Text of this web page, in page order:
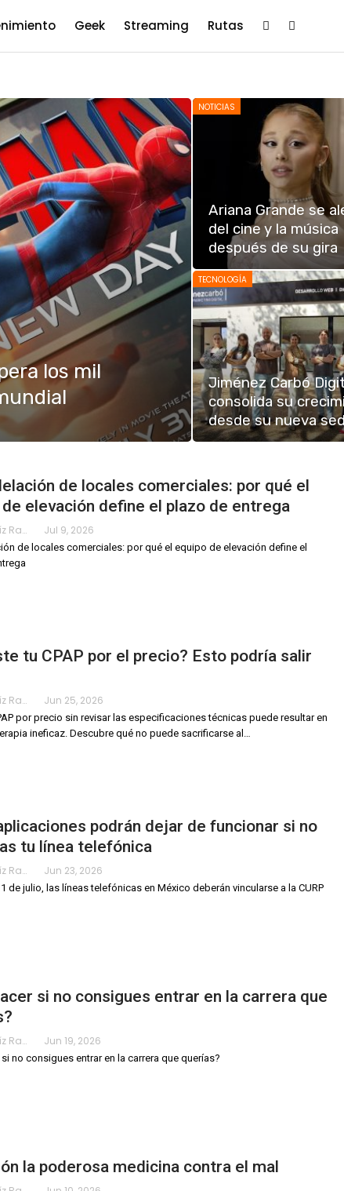
Geek Streaming Rutas
los mil
NOTICIAS
Ariana Grande se
del cine y la música
después de su gira
TECNOLOGÍA
Jiménez Carbó
consolida su
desde su nueva
de locales comerciales: por qué el
elevación define el plazo de entrega
Karimy Ortíz Ramos Jul 9, 2026
de locales comerciales: por qué el equipo de elevación define el
tu CPAP por el precio? Esto podría salir
Karimy Ortíz Ramos Jun 25, 2026
por precio sin revisar las especificaciones técnicas puede resultar en
ineficaz. Descubre qué no puede sacrificarse al …
podrán dejar de funcionar si no
tu línea telefónica
Karimy Ortíz Ramos Jun 23, 2026
de julio, las líneas telefónicas en México deberán vincularse a la CURP
si no consigues entrar en la carrera que
Karimy Ortíz Ramos Jun 19, 2026
si no consigues entrar en la carrera que querías?
la poderosa medicina contra el mal